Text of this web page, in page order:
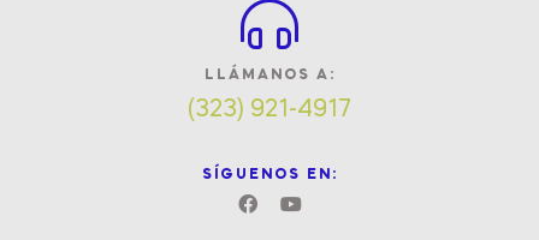
LLÁMANOS A:
(323) 921-4917
SÍGUENOS EN: